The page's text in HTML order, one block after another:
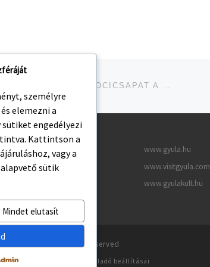
között VÉGEGYHÁZI ELLENFELET KAPOTT A GYULAI FOCICSAPAT A KUPÁBAN
www.gyula.hu
www.visitgyula.com
www.gyulakult.hu
Kft. – All rights reserved
with the Customizr téma haladó beállításai
személyre
elemezni a
engedélyezi
Kattintson a
vagy a
sütik
Mindet elutasít